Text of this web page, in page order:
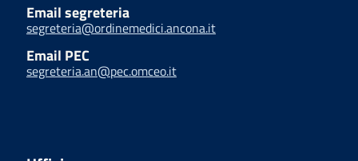
Email segreteria
segreteria@ordinemedici.ancona.it
Email PEC
segreteria.an@pec.omceo.it